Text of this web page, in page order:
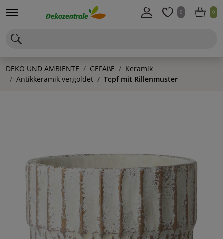
0 0
DEKO UND AMBIENTE GEFÄßE
Keramik
Antikkeramik vergoldet
Topf mit Rillenmuster